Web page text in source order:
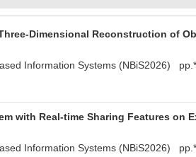
Dimensional Reconstruction of
Information Systems (NBiS2026)
with Real-time Sharing Features on
Information Systems (NBiS2026)